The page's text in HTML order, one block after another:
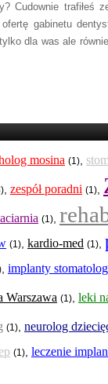
Cudownie trafiłeś
ofertę gabinetu
dla was ale
mosina (1),
, zespół poradni (1),
(1),
(1), kardio-med (1),
, implanty
Warszawa (1), leki
(1), neurolog
(1), leczenie